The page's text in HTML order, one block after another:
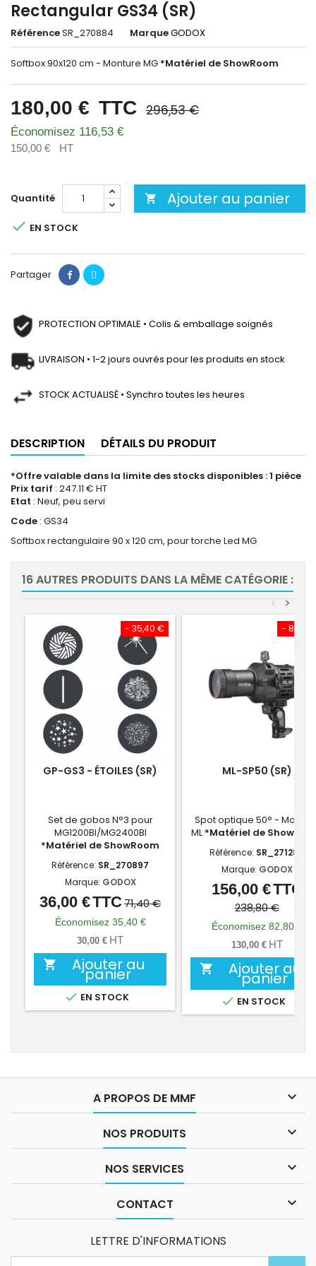
Rectangular GS34 (SR)
RéférenceSR_270884 MarqueGODOX
Softbox 90x120 cm - Monture MG *Matériel de ShowRoom
180,00 € TTC 296,53 €
Économisez 116,53 €
150,00 € HT
Quantité  Ajouter au panier
 EN STOCK
Partager
PROTECTION OPTIMALE • Colis & emballage soignés
LIVRAISON • 1-2 jours ouvrés pour les produits en stock
STOCK ACTUALISÉ • Synchro toutes les heures
DESCRIPTION DÉTAILS DU PRODUIT
*Offre valable dans la limite des stocks disponibles : 1 pièce
Prix tarif : 247.11 € HT
Etat : Neuf, peu servi
Code : GS34
Softbox rectangulaire 90 x 120 cm, pour torche Led MG
16 AUTRES PRODUITS DANS LA MÊME CATÉGORIE :
>
<
- 35,40 €
GP-GS3 - ÉTOILES (SR)
Set de gobos N°3 pour
MG1200BI/MG2400BI
*Matériel de ShowRoom
Référence: SR_270897
Marque: GODOX
Prix
Prix
de
base
36,00 €TTC71,40 €
Économisez 35,40 €
30,00 € HT
 Ajouter au
panier
 EN STOCK
- 82,80
ML-SP50 (SR)
Spot optique 50° -
ML*Matériel de
Référence: SR_271289
Marque: GODOX
Prix
Prix
de
base
156,00 €TTC
238,80 €
Économisez 82,80 €
130,00 € HT
 Ajouter au
panier
 EN STOCK
A PROPOS DE MMF 
NOS PRODUITS 
NOS SERVICES 
CONTACT 
LETTRE D'INFORMATIONS